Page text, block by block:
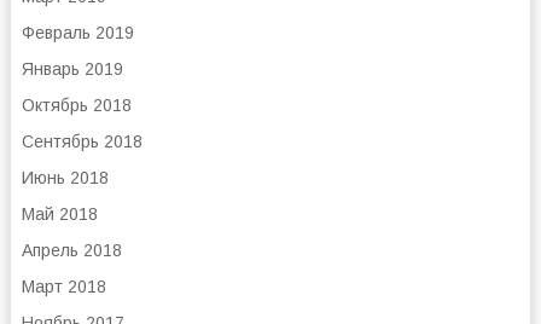
Февраль 2019
Январь 2019
Октябрь 2018
Сентябрь 2018
Июнь 2018
Май 2018
Апрель 2018
Март 2018